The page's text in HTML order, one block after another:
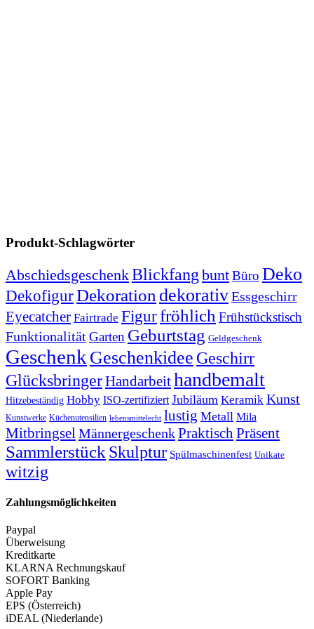
Produkt-Schlagwörter
AbschiedsgeschenkBlickfang buntBüro Deko
DekofigurDekoration dekorativEssgeschirr
Eyecatcher Fairtrade Figurfröhlich Frühstückstisch
FunktionalitätGarten Geburtstag Geldgeschenk
Geschenk Geschenkidee Geschirr
GlücksbringerHandarbeithandbemalt
Hitzebeständig Hobby ISO-zertifiziert Jubiläum Keramik Kunst
Kunstwerke Küchenutensilien lebensmittelecht lustig Metall Mila
Mitbringsel MännergeschenkPraktisch Präsent
Sammlerstück Skulptur Spülmaschinenfest Unikate
witzig
Zahlungsmöglichkeiten
Paypal
Überweisung
Kreditkarte
KLARNA Rechnungskauf
SOFORT Banking
Apple Pay
EPS (Österreich)
iDEAL (Niederlande)